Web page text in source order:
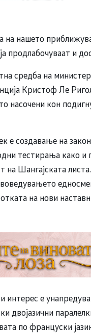
на нашето
продлабочуваат и
средба на
Кристоф Ле
насочени кон
е создавање на
тестирања како и
на Шангајската
на нови
интерес е
двојазични
по француски